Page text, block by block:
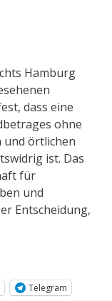
Hamburg
dass eine
ohne
und örtlichen
ist. Das
für
und
Entscheidung,
Telegram